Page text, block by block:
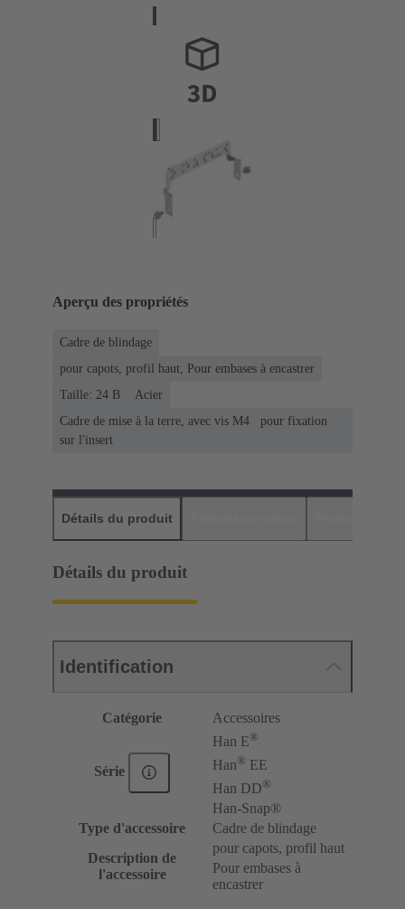
Aperçu des propriétés
Cadre de blindage
pour capots, profil haut, Pour embases à encastrer
Taille: 24 B
Acier
Cadre de mise à la terre, avec vis M4 pour fixation
sur l'insert
Détails du produit
Détails du produit
Identification
Catégorie Accessoires
Série
Han E®
Han® EE
Han DD®
Han-Snap®
Type d'accessoire
Cadre de blindage
Description de
l'accessoire
pour capots, profil haut
Pour embases à
encastrer